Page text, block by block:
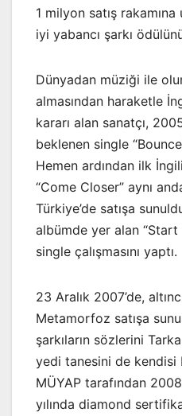
1 milyon satış rakamına
iyi yabancı şarkı
Dünyadan müziği ile
almasından haraketle
kararı alan sanatçı,
beklenen single
Hemen ardından ilk
“Come Closer” aynı
Türkiye’de satışa
albümde yer alan “Start
single çalışmasını yaptı.
23 Aralık 2007’de,
Metamorfoz satışa
şarkıların sözlerini
yedi tanesini de kendisi
MÜYAP tarafından
yılında diamond